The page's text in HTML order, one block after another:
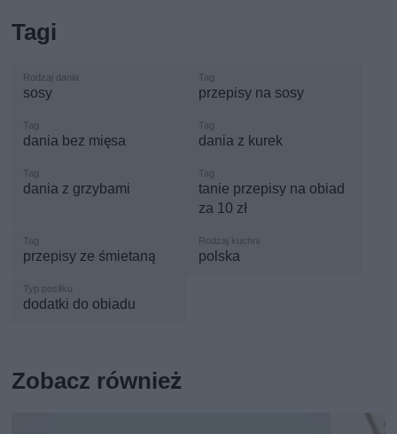
Tagi
sosy przepisy na sosy
dania bez mięsa dania z kurek
dania z grzybami
tanie przepisy na obiad
za 10 zł
przepisy ze śmietaną polska
dodatki do obiadu
Zobacz również